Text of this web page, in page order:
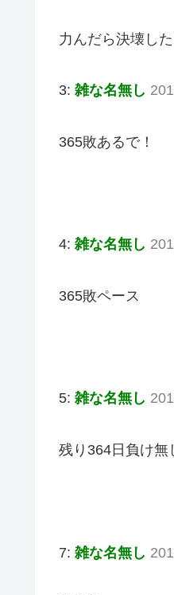
力んだら決壊し
3: 雑な名無し
365敗あるで！
4: 雑な名無し
365敗ペース
5: 雑な名無し
残り364日負け無
7: 雑な名無し